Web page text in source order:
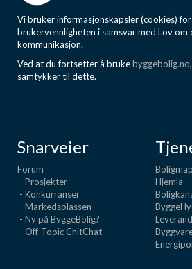
Vi bruker informasjonskapsler (cookies)
brukervennligheten i samsvar med Lov om
kommunikasjon.
Ved at du fortsetter å brukebyggebolig.no
samtykker til dette.
Snarveier
Forum
- Prosjekter
- Konkurranser
- Markedsplassen
- Ny på ByggeBolig?
- Off-Topic ChitChat
Hjemla